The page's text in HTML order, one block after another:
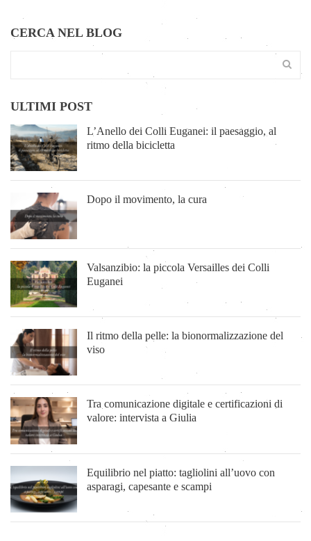
CERCA NEL BLOG
ULTIMI POST
L’Anello dei Colli Euganei: il paesaggio, al
ritmo della bicicletta
Dopo il movimento, la cura
Valsanzibio: la piccola Versailles dei Colli
Euganei
Il ritmo della pelle: la bionormalizzazione del
viso
Tra comunicazione digitale e certificazioni di
valore: intervista a Giulia
Equilibrio nel piatto: tagliolini all’uovo con
asparagi, capesante e scampi